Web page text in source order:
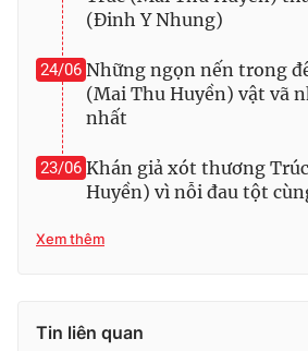
(Đinh Y Nhung)
24/06 Những ngọn nến trong
(Mai Thu Huyền) vật vã
nhất
23/06 Khán giả xót thương
Huyền) vì nỗi đau tột
Xem thêm
Tin liên quan